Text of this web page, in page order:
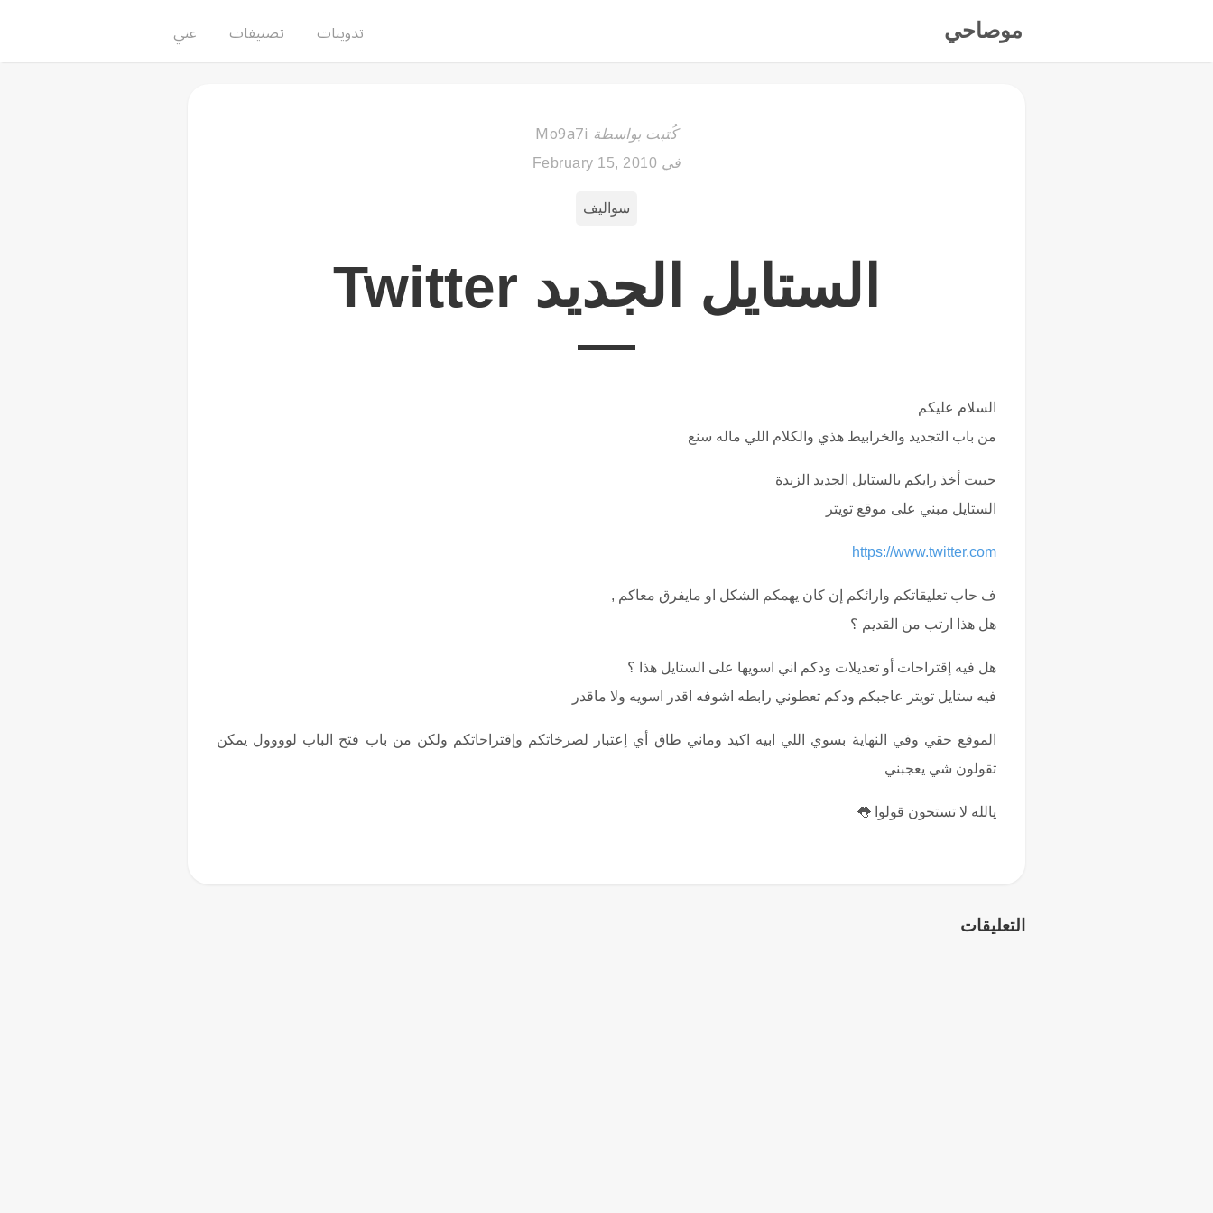
موصاحي تدوينات تصنيفات عني
كُتبت بواسطة
في February 15, 2010
سواليف
الستايل الجديد Twitter
السلام عليكم
من باب التجديد والخرابيط هذي والكلام اللي ماله سنع
حبيت أخذ رايكم بالستايل الجديد الزبدة
الستايل مبني على موقع تويتر
https://www.twitter.com
ف حاب تعليقاتكم وارائكم إن كان يهمكم الشكل او مايفرق معاكم ,
هل هذا ارتب من القديم ؟
هل فيه إقتراحات أو تعديلات ودكم اني اسويها على الستايل هذا ؟
فيه ستايل تويتر عاجبكم ودكم تعطوني رابطه اشوفه اقدر اسويه ولا ماقدر
الموقع حقي وفي النهاية بسوي اللي ابيه اكيد وماني طاق أي إعتبار لصرخاتكم وإقتراحاتكم ولكن من باب فتح الباب لوووول يمكن
تقولون شي يعجبني
يالله لا تستحون قولوا 👅
التعليقات